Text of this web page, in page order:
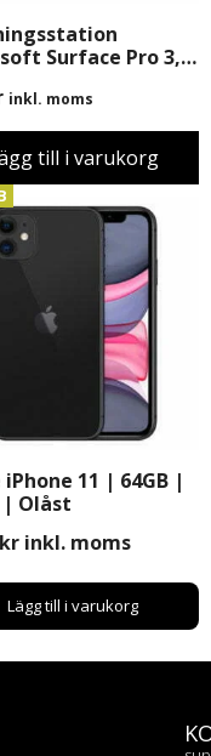
Surface Pro 3,
inkl. moms
till i varukorg
11 | 64GB |
Olåst
kr inkl. moms
Lägg till i varukorg